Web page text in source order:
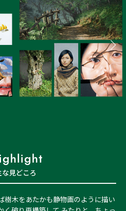
な見どころ
樹木をあたかも静物画のように描い